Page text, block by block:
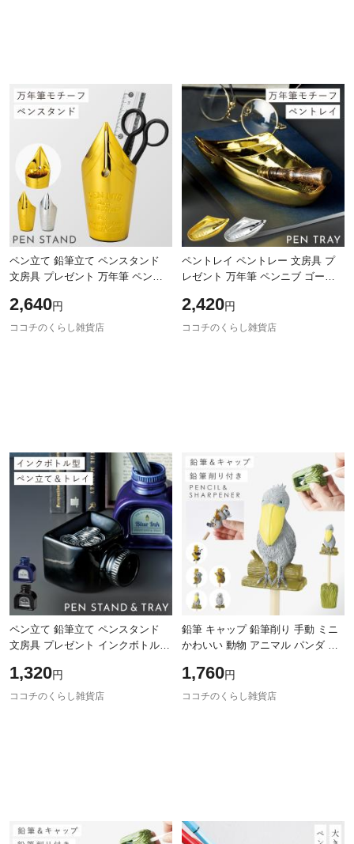
ペン立て 鉛筆立て ペンスタンド
文房具 プレゼント 万年筆 ペンニ
ド（ペンニブ）
2,640円
ココチのくらし雑貨店
ペントレイ ペントレー 文房具 プ
レゼント 万年筆 ペンニブ ゴール
ブ）
2,420円
ココチのくらし雑貨店
ペン立て 鉛筆立て ペンスタンド
文房具 プレゼント インクボトル
トル）
1,320円
ココチのくらし雑貨店
鉛筆 キャップ 鉛筆削り 手動 ミニ
かわいい 動物 アニマル パンダ コ
ロコウ グッズ 雑貨 ユニーク 文房
1,760円
ココチのくらし雑貨店